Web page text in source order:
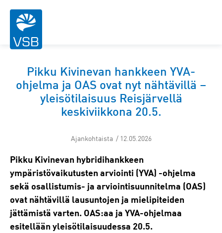
Pikku Kivinevan hankkeen YVA-
ohjelma ja OAS ovat nyt nähtävillä –
yleisötilaisuus Reisjärvellä
keskiviikkona 20.5.
Ajankohtaista / 12.05.2026
Pikku Kivinevan hybridihankkeen
ympäristövaikutusten arviointi (YVA) -ohjelma
sekä osallistumis- ja arviointisuunnitelma (OAS)
ovat nähtävillä lausuntojen ja mielipiteiden
jättämistä varten. OAS:aa ja YVA-ohjelmaa
esitellään yleisötilaisuudessa 20.5.